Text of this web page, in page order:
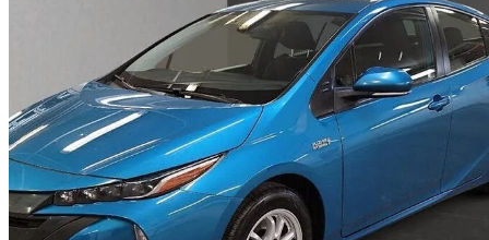
2021 Toyota Prius Prime